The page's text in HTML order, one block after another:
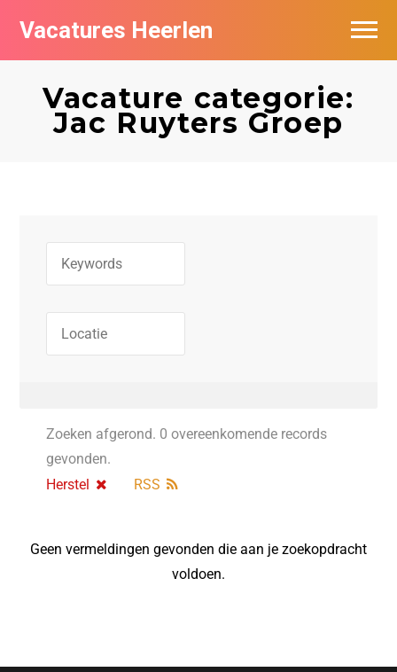
Vacatures Heerlen
Vacature categorie:
Jac Ruyters Groep
Zoeken afgerond. 0 overeenkomende records
gevonden.
Herstel
RSS
Geen vermeldingen gevonden die aan je zoekopdracht
voldoen.
Vacatures per bedrijf in Heerlen
De populairste vacatures in Heerlen